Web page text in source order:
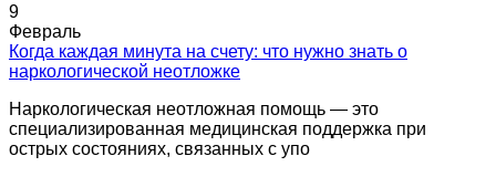
9
Февраль
Когда каждая минута на счету: что нужно знать о
наркологической неотложке
Наркологическая неотложная помощь — это
специализированная медицинская поддержка при
острых состояниях, связанных с упо